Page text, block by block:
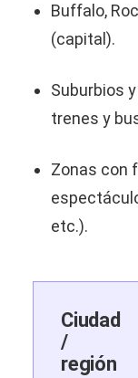
Buffalo,
(capital).
Suburbios
trenes y
Zonas con
etc.).
Ciudad
/
región